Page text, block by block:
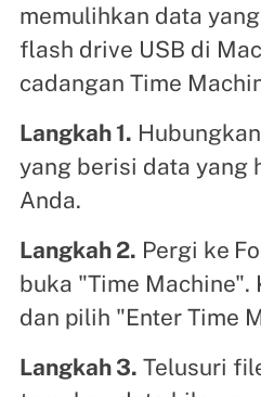
memulihkan data
flash drive USB di
cadangan Time
Langkah 1.
yang berisi data yang
Anda.
Langkah 2. Pergi ke
buka "Time
dan pilih "Enter Time
Langkah 3. Telusuri